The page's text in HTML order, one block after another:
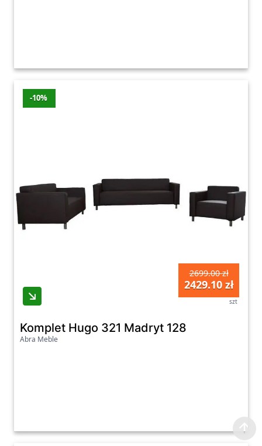
-10%
2699.00 zł
2429.10 zł
szt
Komplet Hugo 321 Madryt 128
Abra Meble